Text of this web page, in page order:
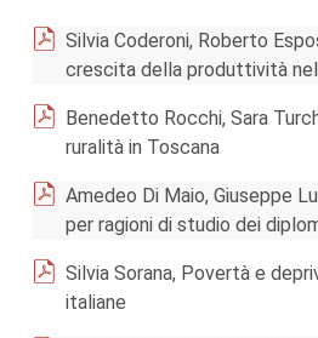
Silvia Coderoni, Roberto
crescita della produttività
Benedetto Rocchi, Sara
ruralità in Toscana
Amedeo Di Maio, Giuseppe
per ragioni di studio dei
Silvia Sorana, Povertà e
italiane